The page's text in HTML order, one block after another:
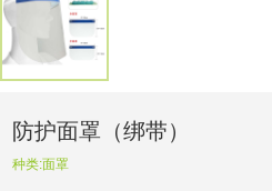
防护面罩（绑带）
种类:面罩